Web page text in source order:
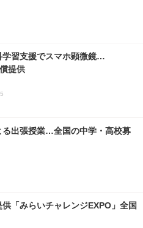
学習支援でスマホ顕微鏡…
提供
る出張授業…全国の中学・高校募
「みらいチャレンジEXPO」全国